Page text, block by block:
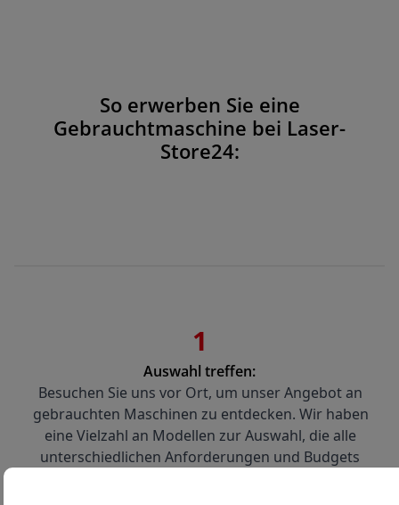
So erwerben Sie eine
Gebrauchtmaschine bei Laser-
Store24:
1
Auswahl treffen:
Besuchen Sie uns vor Ort, um unser Angebot an
gebrauchten Maschinen zu entdecken. Wir haben
eine Vielzahl an Modellen zur Auswahl, die alle
unterschiedlichen Anforderungen und Budgets